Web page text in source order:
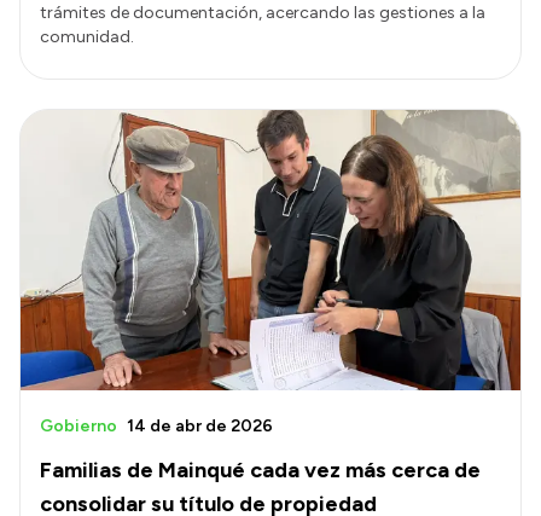
trámites de documentación, acercando las gestiones a la
comunidad.
Familias de Mainqué cada vez más cerca de
consolidar su título de propiedad
Gobierno 14 de abr de 2026